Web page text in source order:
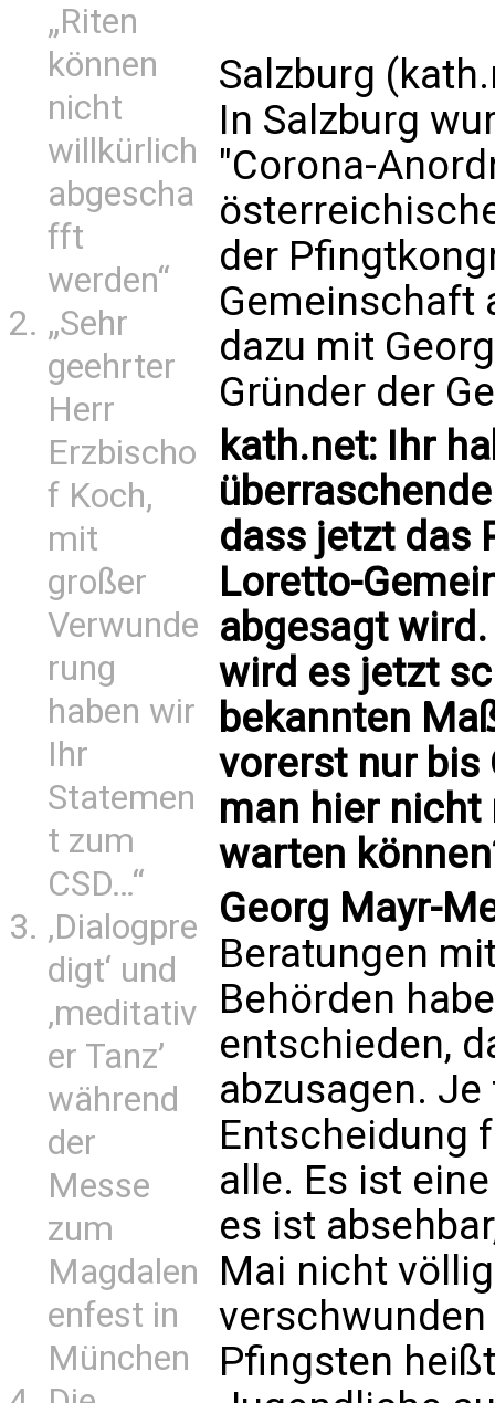
„Riten
können
nicht
willkürlich
abgescha
fft
werden“
„Sehr
geehrter
Herr
Erzbischo
f Koch,
mit
großer
Verwunde
rung
haben wir
Ihr
Statemen
t zum
CSD…“
‚Dialogpre
digt‘ und
‚meditativ
er Tanz’
während
der
Messe
zum
Magdalen
enfest in
München
Salzburg
In Salzburg
"Corona-
der
Gemeinschaft
dazu mit
Gründer der
kath.net: Ihr
dass jetzt das
Loretto-
abgesagt
wird es jetzt
bekannten
vorerst nur bis
man hier nicht
warten
Georg Mayr-
Beratungen
Behörden
entschieden,
abzusagen.
Entscheidung
alle. Es ist
es ist
Mai nicht
Pfingsten